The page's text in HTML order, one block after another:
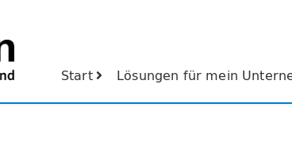
Start Lösungen für mein